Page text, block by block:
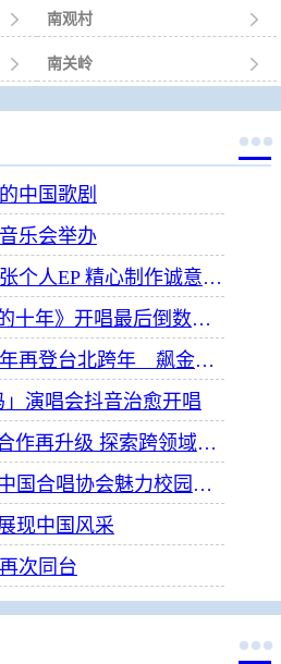
 南观村 
 南关岭 

中国歌剧
乐会举办
虞书欣生日当天发行首张个人EP 精心制作诚意满满
港台麋先生《WE 我们的十年》开唱最后倒数 惊喜释出10周年纪念单曲宠粉
文艺天后刘若英睽违15年再登台北跨年 飙金嗓演唱经典招牌歌掀回忆杀
演唱会抖音治愈开唱
《光·遇》x网易云音乐合作再升级 探索跨领域社交新体验
“唱响新时代”第十三届中国合唱协会魅力校园合唱展演开幕
现中国风采
次同台
